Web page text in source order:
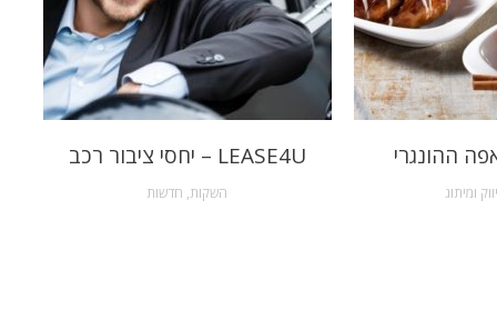
LEASE4U – יחסי ציבור רכב
השקות, חדשות
ההונגרי
ומיתוג